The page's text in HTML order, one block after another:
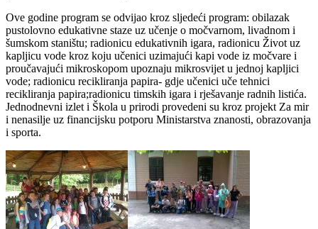
Ove godine program se odvijao kroz sljedeći program: obilazak
pustolovno edukativne staze uz učenje o močvarnom, livadnom i
šumskom staništu; radionicu edukativnih igara, radionicu Život uz
kapljicu vode kroz koju učenici uzimajući kapi vode iz močvare i
proučavajući mikroskopom upoznaju mikrosvijet u jednoj kapljici
vode; radionicu recikliranja papira- gdje učenici uče tehnici
recikliranja papira;radionicu timskih igara i rješavanje radnih listića.
Jednodnevni izlet i Škola u prirodi provedeni su kroz projekt Za mir
i nenasilje uz financijsku potporu Ministarstva znanosti, obrazovanja
i sporta.